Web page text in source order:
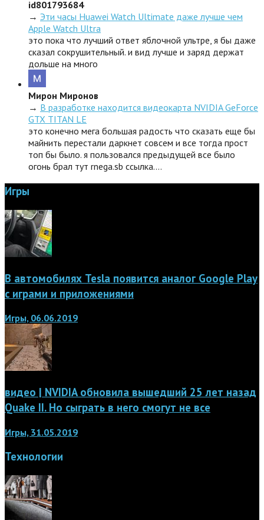
id801793684
→ Эти часы Huawei Watch Ultimate даже лучше чем
Apple Watch Ultra
это пока что лучший ответ яблочной ультре, я бы даже
сказал сокрушительный. и вид лучше и заряд держат
дольше на много
Мирон Миронов
→ В разработке находится видеокарта NVIDIA GeForce
GTX TITAN LE
это конечно мега большая радость что сказать еще бы
майнить перестали даркнет совсем и все тогда прост
топ бы было. я пользовался предыдущей все было
огонь брал тут rnega.sb ссылка.…
Игры
В автомобилях Tesla появится аналог Google Play
с играми и приложениями
Игры, 06.06.2019
видео | NVIDIA обновила вышедший 25 лет назад
Quake II. Но сыграть в него смогут не все
Игры, 31.05.2019
Технологии